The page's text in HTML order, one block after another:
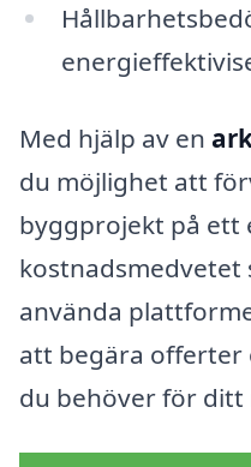
Med hjälp av en
du möjlighet att
byggprojekt på ett
kostnadsmedvetet
använda
att begära offerter
du behöver för ditt